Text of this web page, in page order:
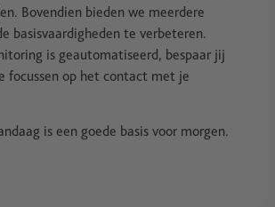
Bovendien bieden we meerdere
basisvaardigheden te verbeteren.
is geautomatiseerd, bespaar jij
focussen op het contact met je
is een goede basis voor morgen.